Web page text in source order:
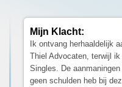
Mijn Klacht:
Ik ontvang herhaaldelijk
Thiel Advocaten, terwijl
Singles. De
geen schulden heb bij